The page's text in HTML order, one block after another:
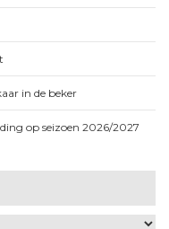
in de beker
op seizoen 2026/2027